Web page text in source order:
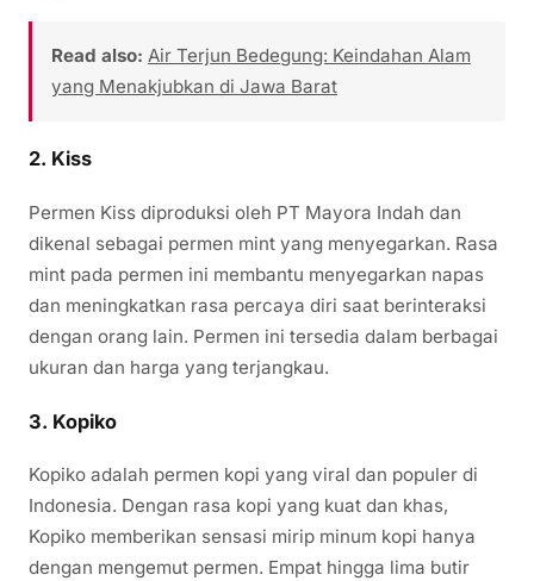
Read also: Air Terjun Bedegung: Keindahan Alam
yang Menakjubkan di Jawa Barat
2. Kiss
Permen Kiss diproduksi oleh PT Mayora Indah dan
dikenal sebagai permen mint yang menyegarkan. Rasa
mint pada permen ini membantu menyegarkan napas
dan meningkatkan rasa percaya diri saat berinteraksi
dengan orang lain. Permen ini tersedia dalam berbagai
ukuran dan harga yang terjangkau.
3. Kopiko
Kopiko adalah permen kopi yang viral dan populer di
Indonesia. Dengan rasa kopi yang kuat dan khas,
Kopiko memberikan sensasi mirip minum kopi hanya
dengan mengemut permen. Empat hingga lima butir